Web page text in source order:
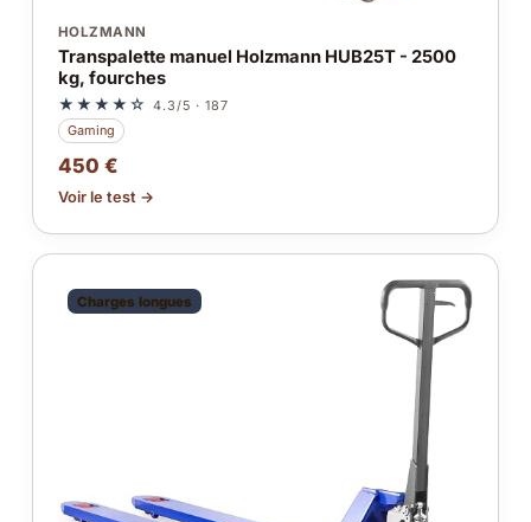
HOLZMANN
Transpalette manuel Holzmann HUB25T - 2500
kg, fourches
★★★★☆ 4.3/5 · 187
Gaming
450 €
Voir le test →
Charges longues